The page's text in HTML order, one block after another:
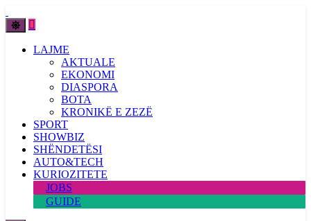
LAJME
AKTUALE
EKONOMI
DIASPORA
BOTA
KRONIKË E ZEZË
SPORT
SHOWBIZ
SHËNDETËSI
AUTO&TECH
KURIOZITETE
JOBS
GUIDE